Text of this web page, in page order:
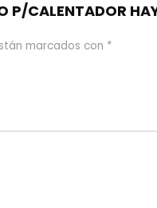
CALENTADOR
marcados con *